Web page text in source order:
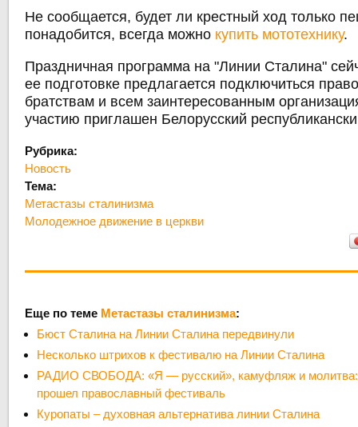
Не сообщается, будет ли крестный ход только
понадобится, всегда можно купить мототехнику.
Праздничная программа на "Линии Сталина"
ее подготовке предлагается подключиться
братствам и всем заинтересованным
участию приглашен Белорусский
Рубрика:
Новость
Тема:
Метастазы сталинизма
Молодежное движение в церкви
Еще по теме Метастазы сталинизма:
Бюст Сталина на Линии Сталина передвинули
Несколько штрихов к фестивалю на Линии Сталина
РАДИО СВОБОДА: «Я — русский», камуфляж и молитва:
прошел православный фестиваль
Куропаты – духовная альтернатива линии Сталина